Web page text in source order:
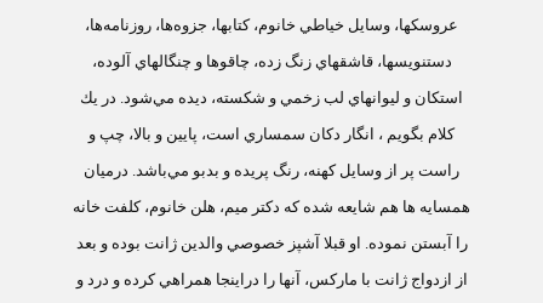
عروسكها، وسايل خياطي خانوم، كتابها، جزوه‌ها، روزنامه‌ها،
دستنويسها، قاشقهاي زنگ زده، چاقوها و چنگالهاي آلوده،
استكان و ليوانهاي لب زخمي و شكسته، ديده مي‌شود. در يك
كلام بگويم ، انگار دكان سمساري است، پايين و بالا، چپ و
راست پر از وسايل كهنه، رنگ پريده و بدبو مي‌باشد. درميان
همسايه ها هم شايعه شده كه دكتر ميم، هلن خانوم، كلفت خانه
را آبستن نموده. او قبلا آشپز خصوصي والدين ژانت بوده و بعد
از ازدواج ژانت با ماركس، آنها را دراينجا همراهي كرده و درد و